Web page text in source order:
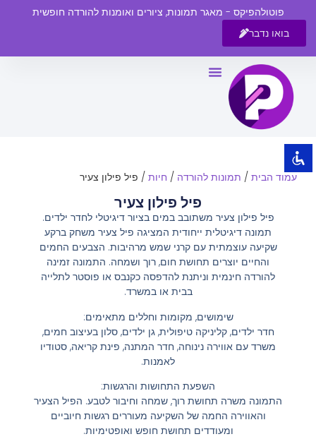
visibility_off השבת את ההבזקים
title סמן כותרות
צבע רקע
zoom_out
zoom_in זום (הגדלה)
הקטנת גופן
הגדלת גופן
גופן קריא
ניגודיות בהירה
ניגודיות כהה
הוסף קו תחתון לקישורים
לאפס
את
כל
השארת משוב
פוטולהפיקס - מאגר תמונות, ציורים ואומנות להורדה חופשית
בואו נדבר
עמוד הבית/ תמונות להורדה / חיות/ פיל פילון צעיר
פיל פילון צעיר
פיל פילון צעיר משתובב במים בציור דיגיטלי לחדר ילדים.
תמונה דיגיטלית ייחודית המציגה פיל צעיר משחק ברקע
שקיעה עוצמתית עם קרני שמש מרהיבות. הצבעים החמים
והחיים יוצרים תחושת חום, רוך ושמחה. התמונה זמינה
להורדה חינמית וניתנת להדפסה כקנבס או פוסטר לתלייה
בבית או במשרד.
שימושים, מקומות וחללים מתאימים:
חדר ילדים, קליניקה טיפולית, גן ילדים, סלון בעיצוב חמים,
משרד עם אווירה נינוחה, חדר המתנה, פינת קריאה, סטודיו
לאמנות.
השפעת התחושות והרגשות:
התמונה משרה תחושת רוך, שמחה וחיבור לטבע. הפיל הצעיר
והאווירה החמה של השקיעה מעוררים רגשות חיוביים
ומעודדים תחושת חופש ואופטימיות.